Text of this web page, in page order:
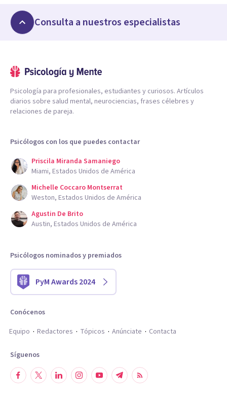
Consulta a nuestros especialistas
Psicología para profesionales, estudiantes y curiosos. Artículos
diarios sobre salud mental, neurociencias, frases célebres y
relaciones de pareja.
Psicólogos con los que puedes contactar
Priscila Miranda Samaniego
Miami, Estados Unidos de América
Michelle Coccaro Montserrat
Weston, Estados Unidos de América
Agustin De Brito
Austin, Estados Unidos de América
Psicólogos nominados y premiados
PyM Awards 2024
Conócenos
Equipo
Redactores Tópicos Anúnciate Contacta
Síguenos